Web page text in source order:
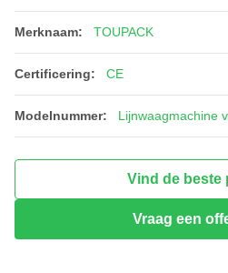
Merknaam: TOUPACK
Certificering: CE
Modelnummer: Lijnwaagmachine
Vind de beste
Vraag een